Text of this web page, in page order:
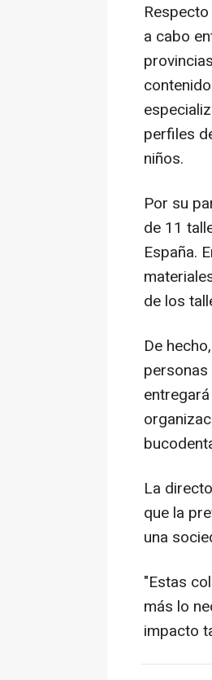
a cabo
perfiles
niños.
Por su
de 11
España.
de los
De
La
que la
una
"Estas
más lo
impacto